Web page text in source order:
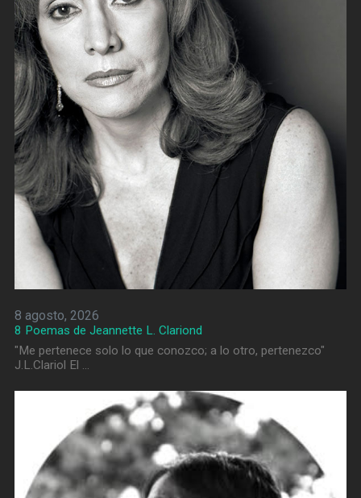
8 agosto, 2026
8 Poemas de Jeannette L. Clariond
"Me pertenece solo lo que conozco; a lo otro, pertenezco"
J.L.Clariol El …